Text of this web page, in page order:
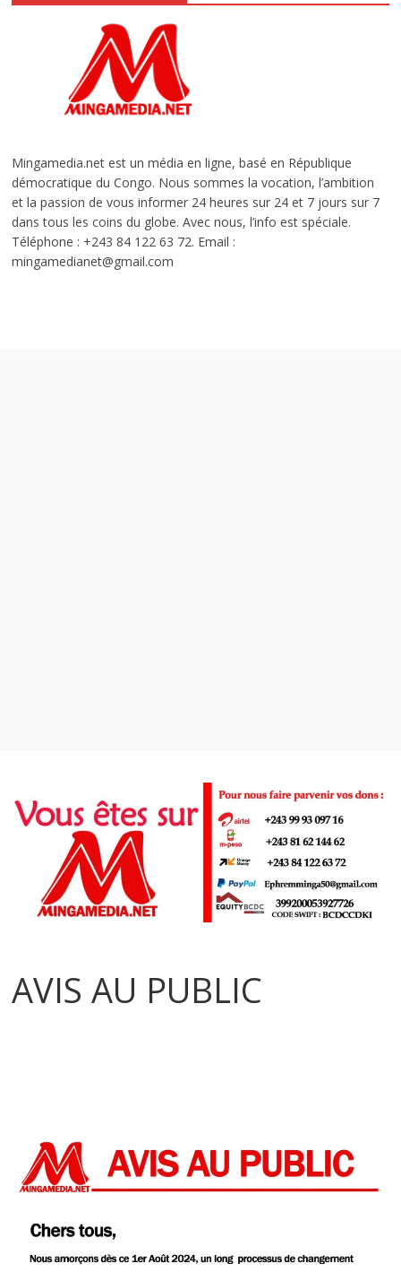
Mingamedia.net est un média en ligne, basé en République
démocratique du Congo. Nous sommes la vocation, l’ambition
et la passion de vous informer 24 heures sur 24 et 7 jours sur 7
dans tous les coins du globe. Avec nous, l’info est spéciale.
Téléphone : +243 84 122 63 72. Email :
mingamedianet@gmail.com
AVIS AU PUBLIC